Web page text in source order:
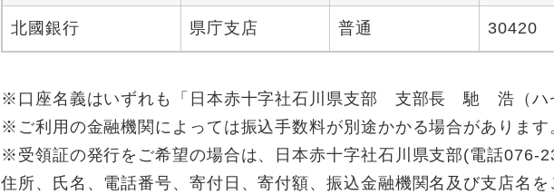
北國銀行 県庁支店 普通 30420
※口座名義はいずれも「日本赤十字社石川県支部 支部長 馳 浩（ハ
※ご利用の金融機関によっては振込手数料が別途かかる場合があります
※受領証の発行をご希望の場合は、日本赤十字社石川県支部(電話076-
住所、氏名、電話番号、寄付日、寄付額、振込金融機関名及び支店名を